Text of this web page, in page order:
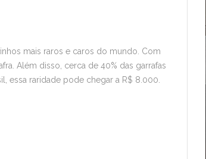
mais raros e caros do mundo. Com
Além disso, cerca de 40% das garrafas
essa raridade pode chegar a R$ 8.000.